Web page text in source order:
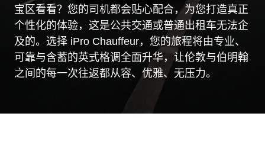
宝区看看？您的司机都会贴心配合，为您打造真正
个性化的体验，这是公共交通或普通出租车无法企
及的。选择 iPro Chauffeur，您的旅程将由专业、
可靠与含蓄的英式格调全面升华，让伦敦与伯明翰
之间的每一次往返都从容、优雅、无压力。